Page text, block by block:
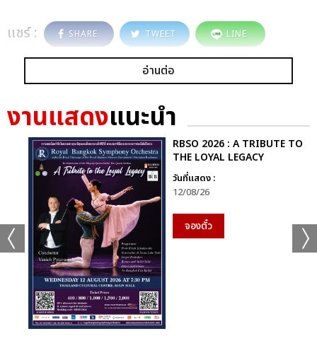
แชร์ : SHARE TWEET LINE
อ่านต่อ
งานแสดงแนะนำ
RBSO 2026 : A TRIBUTE TO
THE LOYAL LEGACY
วันที่แสดง :
12/08/26
จองตั๋ว